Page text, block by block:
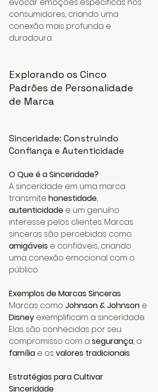
consumidores, criando uma
conexão mais profunda e
duradoura.
Explorando os Cinco
Padrões de Personalidade
de Marca
Sinceridade: Construindo
Confiança e Autenticidade
O Que é a Sinceridade?
A sinceridade em uma marca
transmite honestidade,
autenticidade e um genuíno
interesse pelos clientes. Marcas
sinceras são percebidas como
amigáveis e confiáveis, criando
uma conexão emocional com o
público.
Exemplos de Marcas Sinceras
Marcas como Johnson & Johnson e
Disney exemplificam a sinceridade.
Elas são conhecidas por seu
compromisso com a segurança, a
família e os valores tradicionais.
Estratégias para Cultivar
Sinceridade